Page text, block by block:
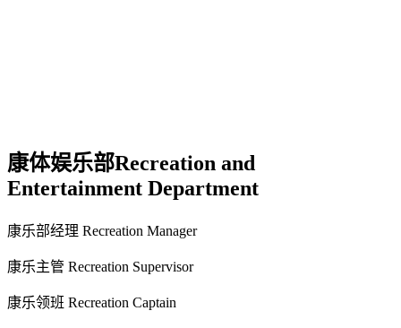
康体娱乐部Recreation and
Entertainment Department
康乐部经理 Recreation Manager
康乐主管 Recreation Supervisor
康乐领班 Recreation Captain